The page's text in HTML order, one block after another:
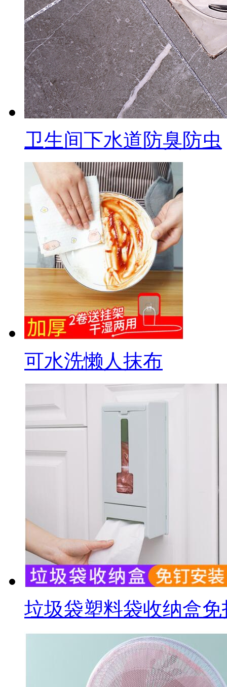
卫生间下水道防臭防虫
可水洗懒人抹布
垃圾袋塑料袋收纳盒